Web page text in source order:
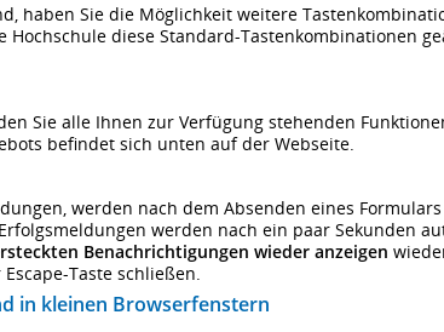
haben Sie die Möglichkeit weitere
diese Standard-Tastenkombinationen
Sie alle Ihnen zur Verfügung stehenden
befindet sich unten auf der Webseite.
werden nach dem Absenden eines
werden nach ein paar Sekunden
Benachrichtigungen wieder anzeigen
Taste schließen.
in kleinen Browserfenstern